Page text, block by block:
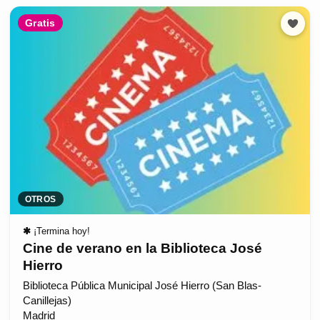
Gratis
OTROS
✱ ¡Termina hoy!
Cine de verano en la Biblioteca José
Hierro
Biblioteca Pública Municipal José Hierro (San Blas-
Canillejas)
Madrid